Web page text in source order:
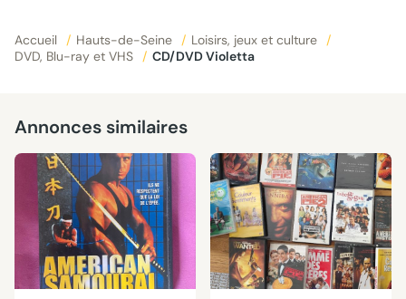
Accueil / Hauts-de-Seine / Loisirs, jeux et culture
/
DVD, Blu-ray et VHS
/ CD/DVD Violetta
Annonces similaires